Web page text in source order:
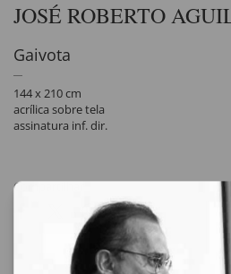
JOSÉ ROBERTO
Gaivota
144 x 210 cm
acrílica sobre tela
assinatura inf. dir.
Compartilhar